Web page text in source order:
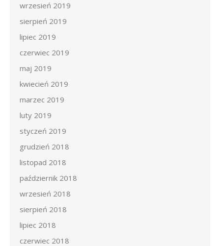
wrzesień 2019
sierpień 2019
lipiec 2019
czerwiec 2019
maj 2019
kwiecień 2019
marzec 2019
luty 2019
styczeń 2019
grudzień 2018
listopad 2018
październik 2018
wrzesień 2018
sierpień 2018
lipiec 2018
czerwiec 2018